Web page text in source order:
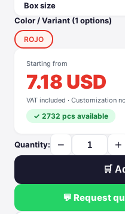
Box size
Color / Variant (1 options)
ROJO
Starting from
7.18 USD
VAT included · Customization
✓ 2732 pcs available
Quantity: − +
🛒
💬 Request